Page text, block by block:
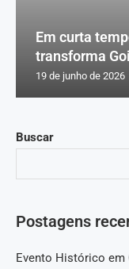
Buscar
Postagens
Evento Histórico em
Em curta
transforma
19 de junho de 2026